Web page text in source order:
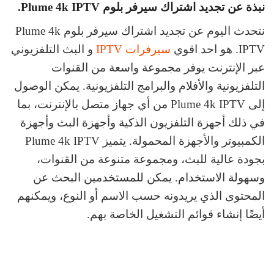
نبذة عن تجديد اشتراك سيرفر بلوم Plume 4k IPTV.
نتحدث اليوم عن تجديد اشتراك سيرفر بلوم Plume 4k
IPTV. هو احد اقوي
سيرفرات IPTV
و البث التلفزيوني
عبر الإنترنت يوفر مجموعة واسعة من القنوات
التلفزيونية والأفلام والبرامج التلفزيونية. يمكن الوصول
إلى Plume 4k IPTV من أي جهاز متصل بالإنترنت، بما
في ذلك أجهزة التلفزيون الذكية وأجهزة البث وأجهزة
الكمبيوتر والأجهزة المحمولة. يتميز Plume 4k IPTV
بجودة عالية للبث، ومجموعة متنوعة من القنوات،
وسهولة الاستخدام. يمكن للمستخدمين البحث عن
المحتوى الذي يريدونه حسب الاسم أو النوع، ويمكنهم
أيضًا إنشاء قوائم التشغيل الخاصة بهم.